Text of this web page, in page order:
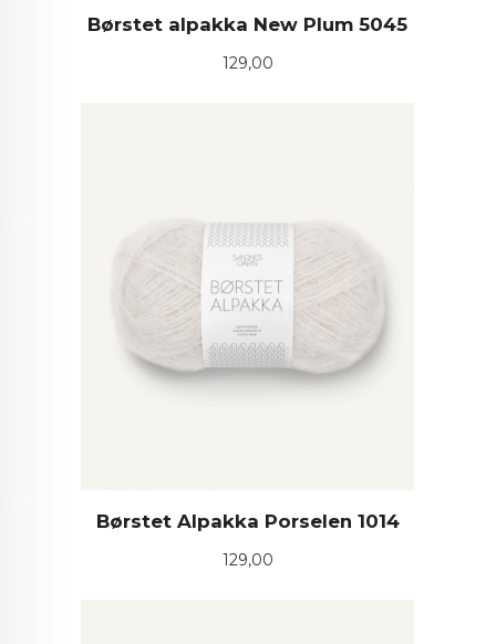
Børstet alpakka New Plum 5045
Pris
129,00
Børstet Alpakka Porselen 1014
Pris
129,00